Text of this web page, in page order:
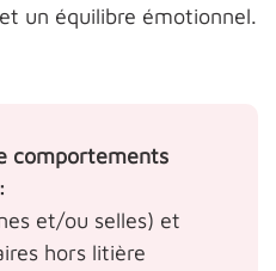
un équilibre émotionnel.
comportements
et/ou selles) et
hors litière